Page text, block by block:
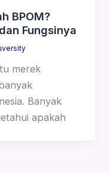
BPOM?
Fungsinya
merek
Banyak
apakah